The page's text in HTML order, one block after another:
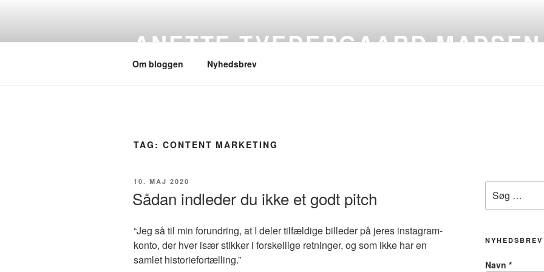
ANETTE TVEDERGAARD MADSEN
Om bloggen Nyhedsbrev
TAG: CONTENT MARKETING
UDGIVET
10. MAJ 2020
Sådan indleder du ikke et godt pitch
“Jeg så til min forundring, at I deler tilfældige billeder på jeres instagram-
konto, der hver især stikker i forskellige retninger, og som ikke har en
samlet historiefortælling.”
efter:
NYHEDSBREV
Navn *